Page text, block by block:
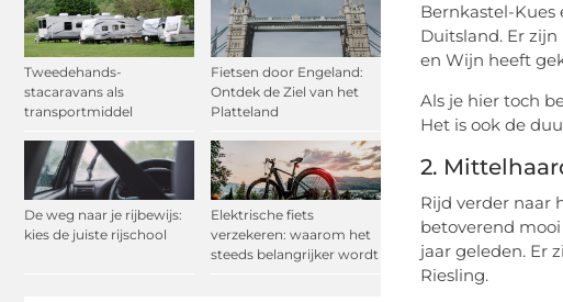
Tweedehands-
stacaravans als
transportmiddel
Fietsen door Engeland:
Ontdek de Ziel van het
Platteland
De weg naar je rijbewijs:
kies de juiste rijschool
Elektrische fiets
verzekeren: waarom het
steeds belangrijker wordt
Bernkastel-Kues
Duitsland. Er
en Wijn heeft
Als je hier toch
Het is ook de
2.
Rijd verder naar
betoverend
jaar geleden. Er
Riesling.